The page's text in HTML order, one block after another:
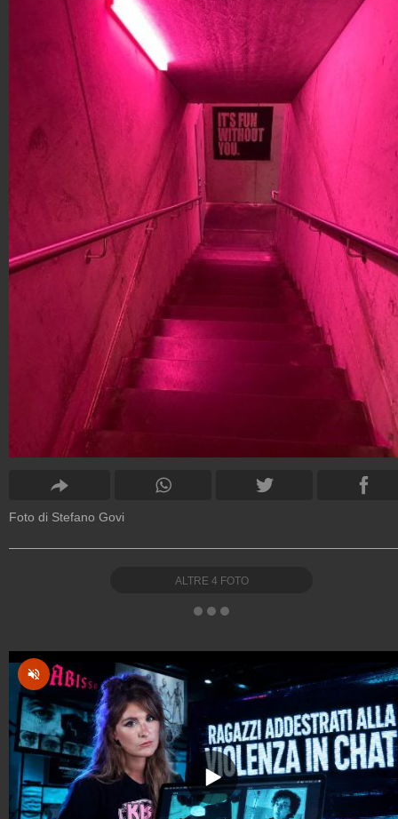
Foto di Stefano Govi
ALTRE 4 FOTO